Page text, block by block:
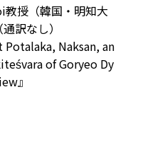
授（韓国・明知大
訳なし）
Naksan, an
of Goryeo Dy
』